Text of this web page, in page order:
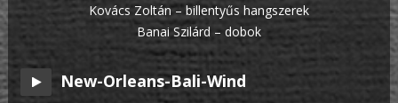
Kovács Zoltán – billentyűs hangszerek
Banai Szilárd – dobok
New-Orleans-Bali-Wind